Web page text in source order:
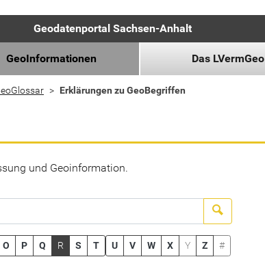
Geodatenportal Sachsen-Anhalt
GeoInformationen Das LVermGeo
Erklärungen zu GeoBegriffen
und Geoinformation.
O P Q R S T U V W X Y Z #